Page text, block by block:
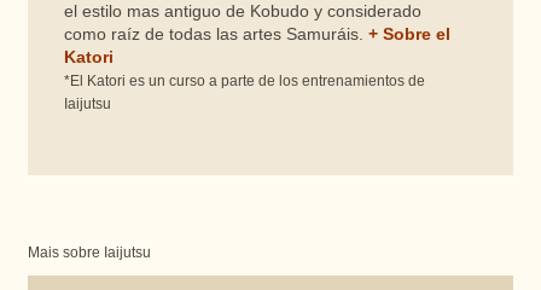
el estilo mas antiguo de Kobudo y considerado
como raíz de todas las artes Samuráis. + Sobre el
Katori
*El Katori es un curso a parte de los entrenamientos de
Iaijutsu
Mais sobre Iaijutsu